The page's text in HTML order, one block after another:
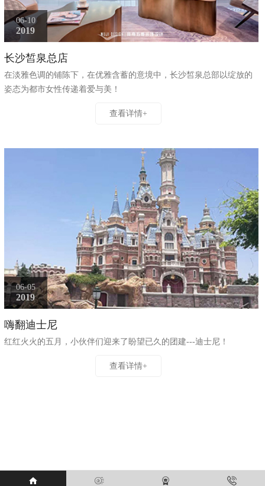
06-10
2019
长沙皙泉总店
在淡雅色调的铺陈下，在优雅含蓄的意境中，长沙皙泉总部以绽放的
姿态为都市女性传递着爱与美！
查看详情+
06-05
2019
嗨翻迪士尼
红红火火的五月，小伙伴们迎来了盼望已久的团建---迪士尼！
查看详情+